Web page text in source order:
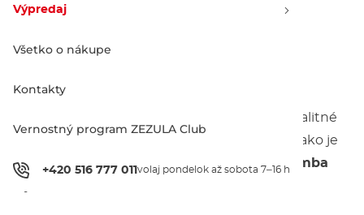
Výpredaj
Všetko o nákupe
Kontakty
Vernostný program ZEZULA Club
+420 516 777 011 volaj pondelok až sobota 7–16 h
- to by mali mať kvalitné
modely od značiek ako je
Oakley
Vans,O'Neila ďalšie u nás nájdeš zabomba